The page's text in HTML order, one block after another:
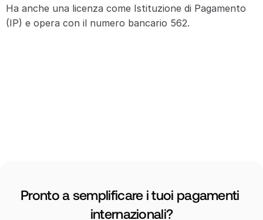
Ha anche una licenza come Istituzione di Pagamento
(IP) e opera con il numero bancario 562.
Pronto a semplificare i tuoi pagamenti
internazionali?